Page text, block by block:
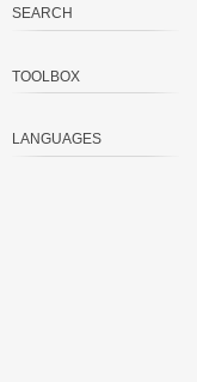
SEARCH
TOOLBOX
LANGUAGES